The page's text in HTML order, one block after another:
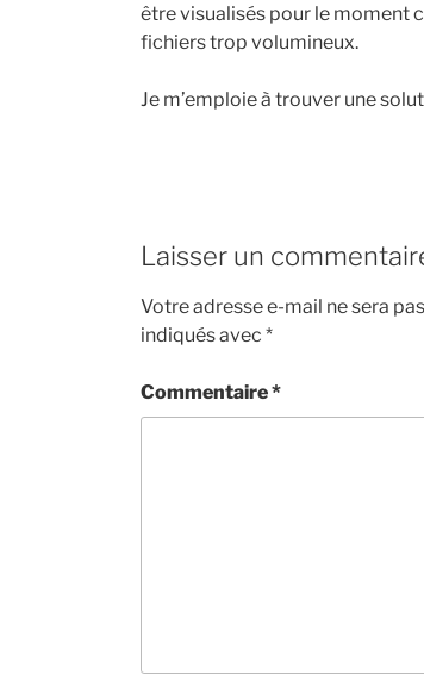
être visualisés pour le moment
fichiers trop volumineux.
Je m’emploie à trouver une
Laisser un
Votre adresse e-mail ne sera
indiqués avec *
Commentaire*